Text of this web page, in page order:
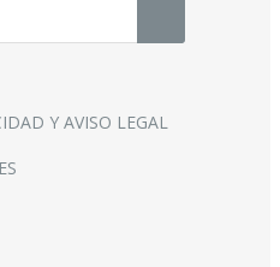
Y AVISO LEGAL